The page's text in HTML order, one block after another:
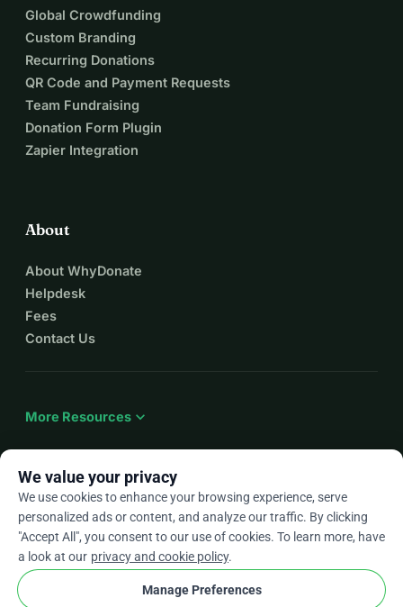
Global Crowdfunding
Custom Branding
Recurring Donations
QR Code and Payment Requests
Team Fundraising
Donation Form Plugin
Zapier Integration
About
About WhyDonate
Helpdesk
Fees
Contact Us
More Resources expand_more
Enarrow_drop_down
★★★★★4.9 / 5 based on 500+ reviews
We value your privacy
We use cookies to enhance your browsing experience, serve
personalized ads or content, and analyze our traffic. By clicking
"Accept All", you consent to our use of cookies. To learn more, have
a look at our privacy and cookie policy.
Manage Preferences